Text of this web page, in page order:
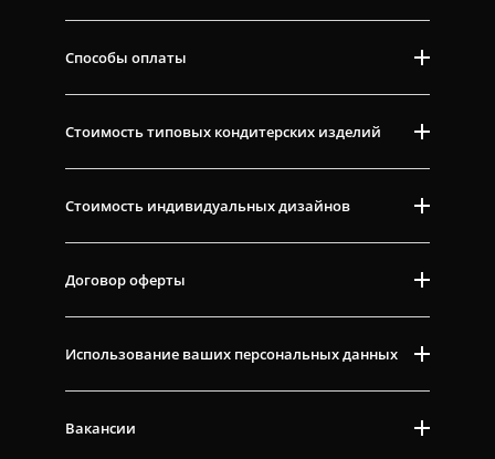
Способы оплаты
Стоимость типовых кондитерских изделий
Стоимость индивидуальных дизайнов
Договор оферты
Использование ваших персональных данных
Вакансии